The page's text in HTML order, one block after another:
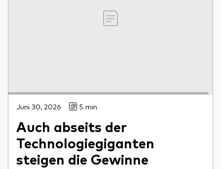
Juni 30, 2026 5 min
Auch abseits der
Technologiegiganten
steigen die Gewinne